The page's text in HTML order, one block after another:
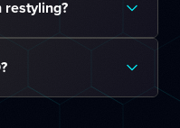
restyling?